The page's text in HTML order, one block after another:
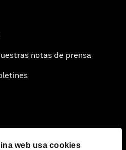
web usa cookies
notas de prensa